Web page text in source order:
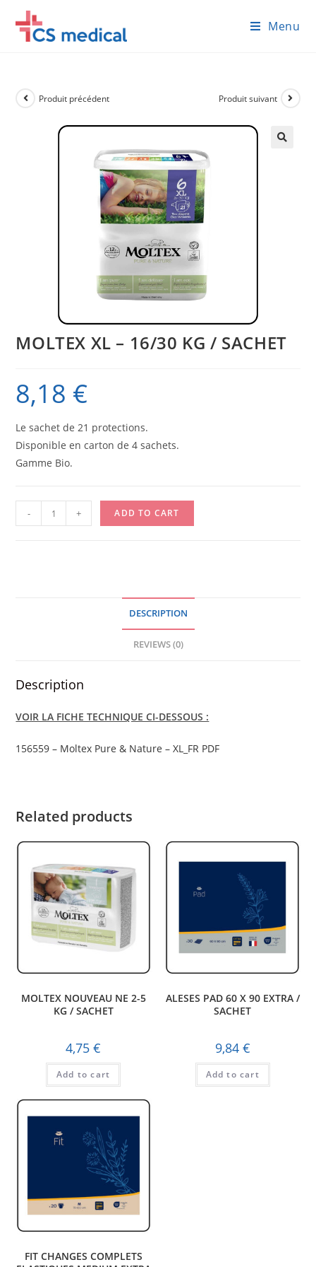
content
Menu
Produit précédent Produit suivant
MOLTEX XL – 16/30 KG / SACHET
8,18 €
Le sachet de 21 protections.
Disponible en carton de 4 sachets.
Gamme Bio.
MOLTEX
XL
- + ADD TO CART
DESCRIPTION
REVIEWS (0)
Description
VOIR LA FICHE TECHNIQUE CI-DESSOUS :
156559 – Moltex Pure & Nature – XL_FR PDF
Related products
MOLTEX NOUVEAU NE 2-5
KG / SACHET
4,75€
Add to cart
ALESES PAD 60 X 90 EXTRA /
SACHET
9,84 €
Add to cart
FIT CHANGES COMPLETS